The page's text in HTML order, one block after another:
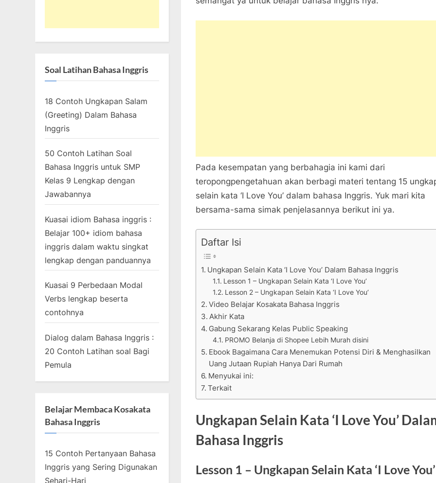
Ungkapan
Pada kesempatan yang berbahagia ini kami dari
teropongpengetahuan akan berbagi materi tentang 15
selain kata ‘I Love You’ dalam bahasa Inggris. Yuk mari kita
bersama-sama simak penjelasannya berikut ini ya.
Daftar Isi
Ungkapan Selain Kata ‘I Love You’ Dalam Bahasa Inggris
Lesson 1 – Ungkapan Selain Kata ‘I Love You’
Lesson 2 – Ungkapan Selain Kata ‘I Love You’
Video Belajar Kosakata Bahasa Inggris
Akhir Kata
Gabung Sekarang Kelas Public Speaking
PROMO Belanja di Shopee Lebih Murah disini
Ebook Bagaimana Cara Menemukan Potensi Diri & Menghasilkan
Uang Jutaan Rupiah Hanya Dari Rumah
Menyukai ini:
Terkait
Ungkapan Selain Kata ‘I Love You’
Bahasa Inggris
Lesson 1 – Ungkapan Selain Kata ‘I Love You’
Soal Latihan Bahasa Inggris
18 Contoh Ungkapan Salam
(Greeting) Dalam Bahasa
Inggris
50 Contoh Latihan Soal
Bahasa Inggris untuk SMP
Kelas 9 Lengkap dengan
Jawabannya
Kuasai idiom Bahasa inggris :
Belajar 100+ idiom bahasa
inggris dalam waktu singkat
lengkap dengan panduannya
Kuasai 9 Perbedaan Modal
Verbs lengkap beserta
contohnya
Dialog dalam Bahasa Inggris :
20 Contoh Latihan soal Bagi
Pemula
Belajar Membaca Kosakata
Bahasa Inggris
15 Contoh Pertanyaan Bahasa
Inggris yang Sering Digunakan
Sehari-Hari